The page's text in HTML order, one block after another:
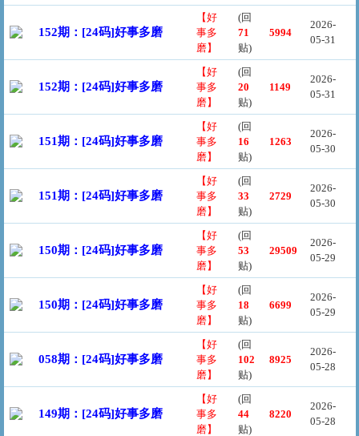
152期：[24码]好事多磨
【好
事多
磨】
(回
71
贴)
5994
2026-
05-31
152期：[24码]好事多磨
【好
事多
磨】
(回
20
贴)
1149
2026-
05-31
151期：[24码]好事多磨
【好
事多
磨】
(回
16
贴)
1263
2026-
05-30
151期：[24码]好事多磨
【好
事多
磨】
(回
33
贴)
2729
2026-
05-30
150期：[24码]好事多磨
【好
事多
磨】
(回
53
贴)
29509
2026-
05-29
150期：[24码]好事多磨
【好
事多
磨】
(回
18
贴)
6699
2026-
05-29
058期：[24码]好事多磨
【好
事多
磨】
(回
102
贴)
8925
2026-
05-28
149期：[24码]好事多磨
【好
事多
磨】
(回
44
贴)
8220
2026-
05-28